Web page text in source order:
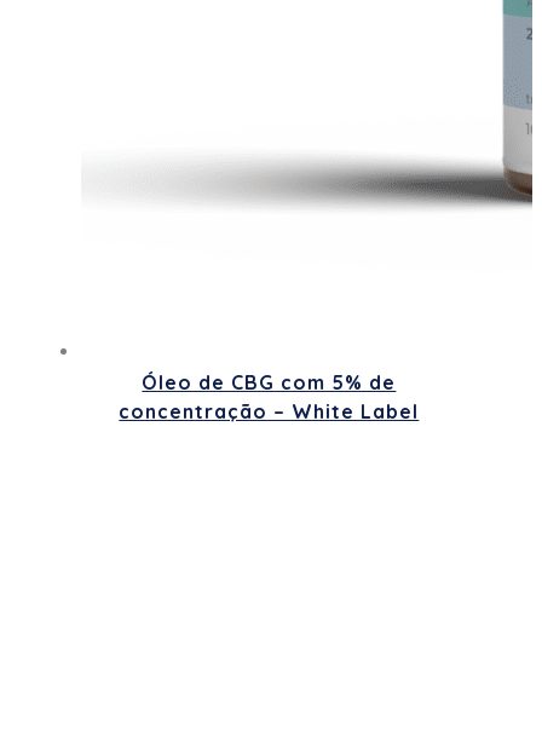
Óleo de CBG com 5% de
concentração – White Label